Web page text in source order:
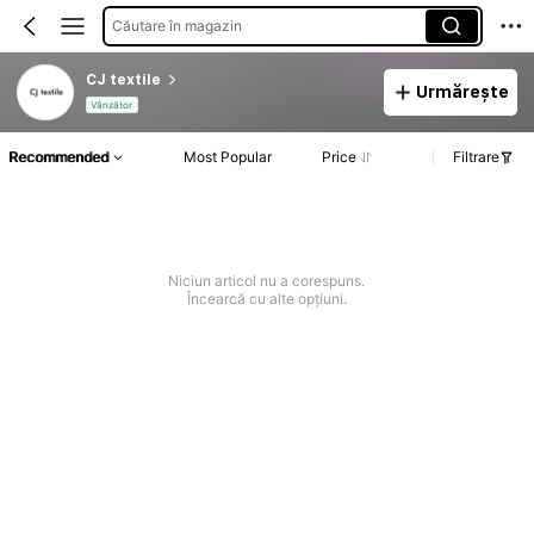
Căutare în magazin
CJ textile
Vânzător
Urmărește
Recommended Most Popular Price Filtrare
Niciun articol nu a corespuns.
Încearcă cu alte opțiuni.